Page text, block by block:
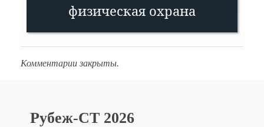
физическая охрана
Комментарии закрыты.
Рубеж-СТ 2026